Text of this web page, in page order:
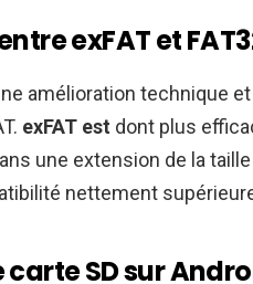
exFAT et
amélioration technique
exFAT est dont plus
une extension de la
nettement
SD sur